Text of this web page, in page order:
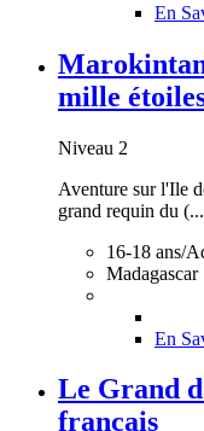
En
mille
Niveau 2
Aventure sur l'Ile
grand requin du
16-18 ans/
Madagascar
En
Le Grand
français